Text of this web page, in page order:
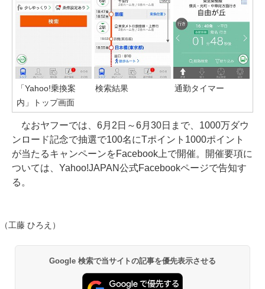
「Yahoo!乗換案
内」トップ画面
検索結果 通勤タイマー
なおヤフーでは、6月2日～6月30日まで、1000万ダウ
ンロード記念で抽選で100名にTポイント1000ポイント
が当たるキャンペーンをFacebook上で開催。開催要項に
ついては、Yahoo!JAPAN公式Facebookページで告知す
る。
（工藤 ひろえ）
Google 検索で当サイトの記事を優先表示させる